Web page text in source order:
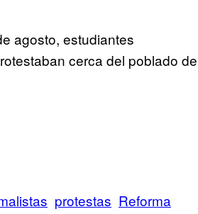
agosto, estudiantes
cerca del poblado de
protestas Reforma